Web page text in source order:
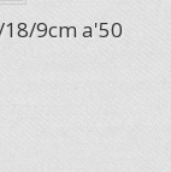
9cm a'50